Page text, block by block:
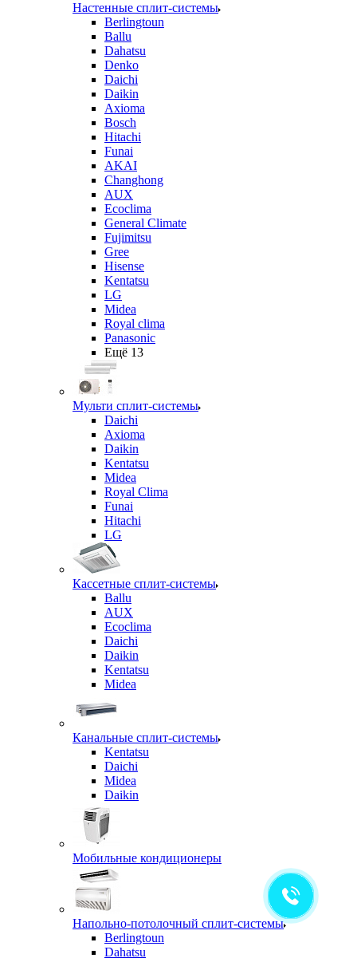
Настенные сплит-системы
Berlingtoun
Ballu
Dahatsu
Denko
Daichi
Daikin
Axioma
Bosch
Hitachi
Funai
AKAI
Changhong
AUX
Ecoclima
General Climate
Fujimitsu
Gree
Hisense
Kentatsu
LG
Midea
Royal clima
Panasonic
Ещё 13
Мульти сплит-системы
Daichi
Axioma
Daikin
Kentatsu
Midea
Royal Clima
Funai
Hitachi
LG
Кассетные сплит-системы
Ballu
AUX
Ecoclima
Daichi
Daikin
Kentatsu
Midea
Канальные сплит-системы
Kentatsu
Daichi
Midea
Daikin
Мобильные кондиционеры
Напольно-потолочный сплит-системы
Berlingtoun
Dahatsu